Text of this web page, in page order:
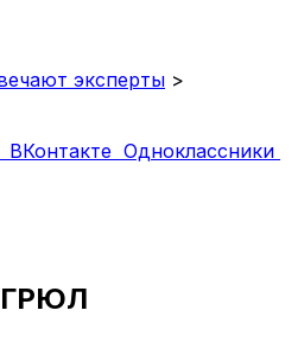
эксперты >
ВКонтакте Одноклассники